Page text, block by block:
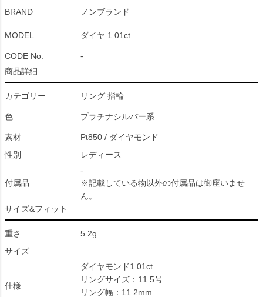
BRAND ノンブランド
MODEL ダイヤ 1.01ct
CODE No.
-
商品詳細
カテゴリー リング 指輪
色 プラチナシルバー系
素材
Pt850 / ダイヤモンド
性別
レディース
付属品
-
※記載している物以外の付属品は御座いませ
ん。
サイズ&フィット
重さ
5.2g
サイズ
仕様
ダイヤモンド1.01ct
リングサイズ：11.5号
リング幅：11.2mm